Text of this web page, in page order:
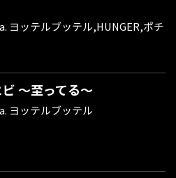
ヨッテルブッテル,HUNGER,ポチ
～至ってる～
ヨッテルブッテル